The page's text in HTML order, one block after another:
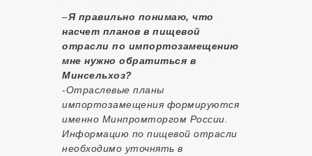
–Я правильно понимаю, что
насчет планов в пищевой
отрасли по импортозамещению
мне нужно обратиться в
Минсельхоз?
-Отраслевые планы
импортозамещения формируются
именно Минпромторгом России.
Информацию по пищевой отрасли
необходимо уточнять в